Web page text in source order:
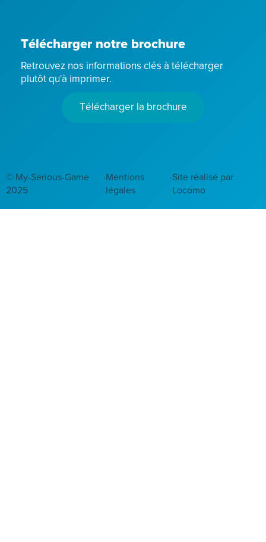
Télécharger notre brochure
Retrouvez nos informations clés à télécharger
plutôt qu'à imprimer.
Télécharger la brochure
© My-Serious-Game
2025
·Mentions
légales
·Site réalisé par
Locomo